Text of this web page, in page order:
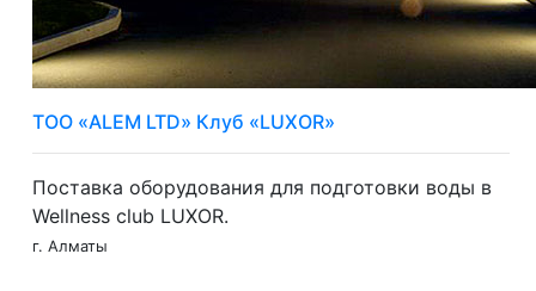
ТОО «ALEM LTD» Клуб «LUXOR»
Поставка оборудования для подготовки воды в
Wellness club LUXOR.
г. Алматы